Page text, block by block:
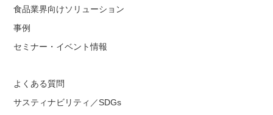
食品業界向けソリューション
事例
セミナー・イベント情報
よくある質問
サスティナビリティ／SDGs